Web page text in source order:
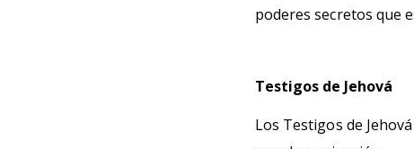
poderes secretos que
Testigos de Jehová
Los Testigos de